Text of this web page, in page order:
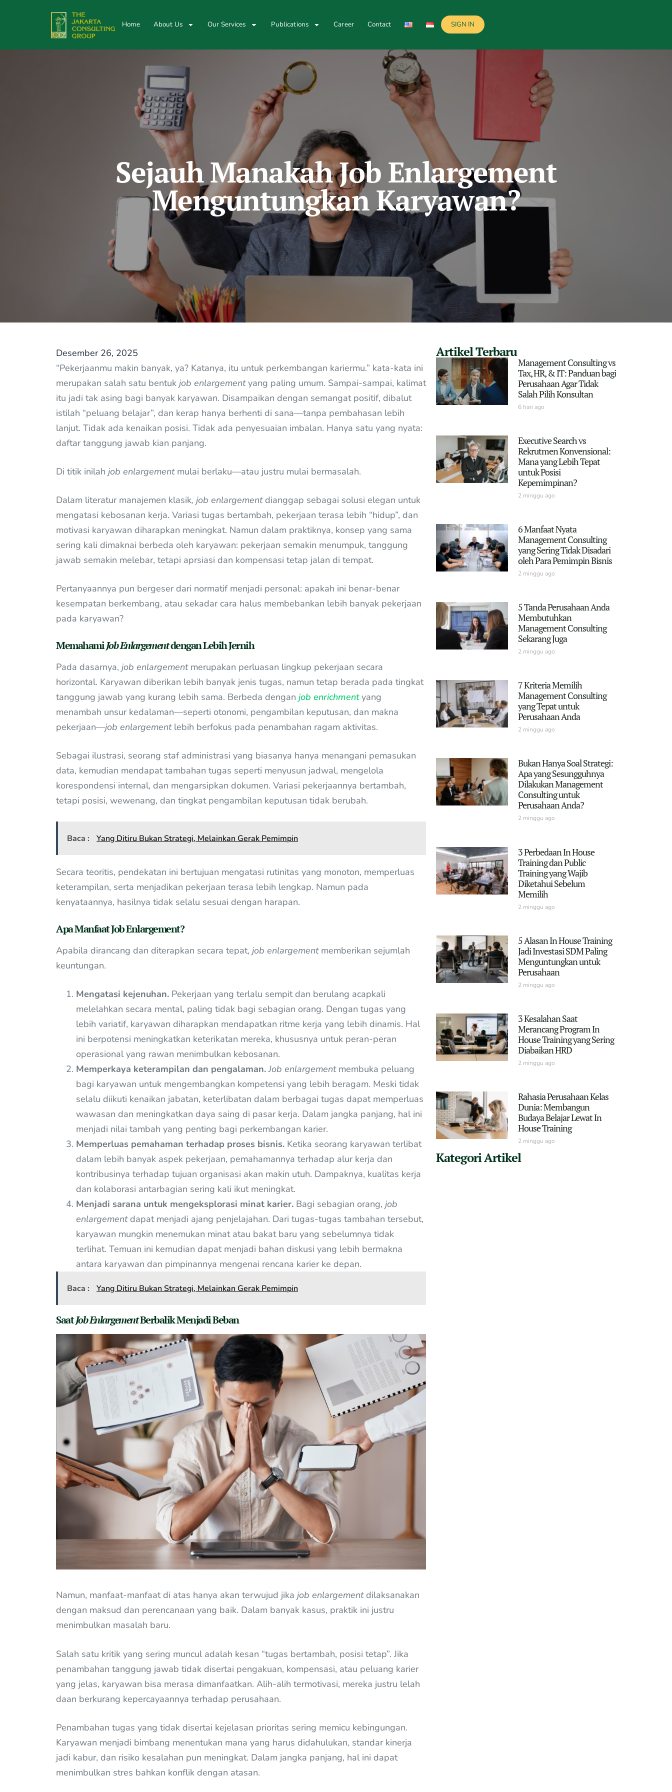
Home About Us Our Services Publications Career Contact SIGN IN
Sejauh Manakah Job Enlargement
Menguntungkan Karyawan?
Desember 26, 2025
“Pekerjaanmu makin banyak, ya? Katanya, itu untuk perkembangan kariermu.” kata-kata ini
merupakan salah satu bentuk job enlargementyang paling umum. Sampai-sampai, kalimat
itu jadi tak asing bagi banyak karyawan. Disampaikan dengan semangat positif, dibalut
istilah “peluang belajar”, dan kerap hanya berhenti di sana—tanpa pembahasan lebih
lanjut. Tidak ada kenaikan posisi. Tidak ada penyesuaian imbalan. Hanya satu yang nyata:
daftar tanggung jawab kian panjang.
Di titik inilah job enlargementmulai berlaku—atau justru mulai bermasalah.
Dalam literatur manajemen klasik, job enlargementdianggap sebagai solusi elegan untuk
mengatasi kebosanan kerja. Variasi tugas bertambah, pekerjaan terasa lebih “hidup”, dan
motivasi karyawan diharapkan meningkat. Namun dalam praktiknya, konsep yang sama
sering kali dimaknai berbeda oleh karyawan: pekerjaan semakin menumpuk, tanggung
jawab semakin melebar, tetapi aprsiasi dan kompensasi tetap jalan di tempat.
Pertanyaannya pun bergeser dari normatif menjadi personal: apakah ini benar-benar
kesempatan berkembang, atau sekadar cara halus membebankan lebih banyak pekerjaan
pada karyawan?
MemahamiJob Enlargementdengan Lebih Jernih
Pada dasarnya, job enlargementmerupakan perluasan lingkup pekerjaan secara
horizontal. Karyawan diberikan lebih banyak jenis tugas, namun tetap berada pada tingkat
tanggung jawab yang kurang lebih sama. Berbeda dengan job enrichmentyang
menambah unsur kedalaman—seperti otonomi, pengambilan keputusan, dan makna
pekerjaan—job enlargementlebih berfokus pada penambahan ragam aktivitas.
Sebagai ilustrasi, seorang staf administrasi yang biasanya hanya menangani pemasukan
data, kemudian mendapat tambahan tugas seperti menyusun jadwal, mengelola
korespondensi internal, dan mengarsipkan dokumen. Variasi pekerjaannya bertambah,
tetapi posisi, wewenang, dan tingkat pengambilan keputusan tidak berubah.
Baca : Yang Ditiru Bukan Strategi, Melainkan Gerak Pemimpin
Secara teoritis, pendekatan ini bertujuan mengatasi rutinitas yang monoton, memperluas
keterampilan, serta menjadikan pekerjaan terasa lebih lengkap. Namun pada
kenyataannya, hasilnya tidak selalu sesuai dengan harapan.
Apa Manfaat Job Enlargement?
Apabila dirancang dan diterapkan secara tepat, job enlargementmemberikan sejumlah
keuntungan.
Mengatasi kejenuhan. Pekerjaan yang terlalu sempit dan berulang acapkali
melelahkan secara mental, paling tidak bagi sebagian orang. Dengan tugas yang
lebih variatif, karyawan diharapkan mendapatkan ritme kerja yang lebih dinamis. Hal
ini berpotensi meningkatkan keterikatan mereka, khususnya untuk peran-peran
operasional yang rawan menimbulkan kebosanan.
Memperkaya keterampilan dan pengalaman. Job enlargementmembuka peluang
bagi karyawan untuk mengembangkan kompetensi yang lebih beragam. Meski tidak
selalu diikuti kenaikan jabatan, keterlibatan dalam berbagai tugas dapat memperluas
wawasan dan meningkatkan daya saing di pasar kerja. Dalam jangka panjang, hal ini
menjadi nilai tambah yang penting bagi perkembangan karier.
Memperluas pemahaman terhadap proses bisnis. Ketika seorang karyawan terlibat
dalam lebih banyak aspek pekerjaan, pemahamannya terhadap alur kerja dan
kontribusinya terhadap tujuan organisasi akan makin utuh. Dampaknya, kualitas kerja
dan kolaborasi antarbagian sering kali ikut meningkat.
Menjadi sarana untuk mengeksplorasi minat karier. Bagi sebagian orang, job
enlargement dapat menjadi ajang penjelajahan. Dari tugas-tugas tambahan tersebut,
karyawan mungkin menemukan minat atau bakat baru yang sebelumnya tidak
terlihat. Temuan ini kemudian dapat menjadi bahan diskusi yang lebih bermakna
antara karyawan dan pimpinannya mengenai rencana karier ke depan.
Baca : Yang Ditiru Bukan Strategi, Melainkan Gerak Pemimpin
SaatJob EnlargementBerbalik Menjadi Beban
Namun, manfaat-manfaat di atas hanya akan terwujud jika job enlargementdilaksanakan
dengan maksud dan perencanaan yang baik. Dalam banyak kasus, praktik ini justru
menimbulkan masalah baru.
Salah satu kritik yang sering muncul adalah kesan “tugas bertambah, posisi tetap”. Jika
penambahan tanggung jawab tidak disertai pengakuan, kompensasi, atau peluang karier
yang jelas, karyawan bisa merasa dimanfaatkan. Alih-alih termotivasi, mereka justru lelah
daan berkurang kepercayaannya terhadap perusahaan.
Penambahan tugas yang tidak disertai kejelasan prioritas sering memicu kebingungan.
Karyawan menjadi bimbang menentukan mana yang harus didahulukan, standar kinerja
jadi kabur, dan risiko kesalahan pun meningkat. Dalam jangka panjang, hal ini dapat
menimbulkan stres bahkan konflik dengan atasan.
Artikel Terbaru
Management Consulting vs
Tax, HR, & IT: Panduan bagi
Perusahaan Agar Tidak
Salah Pilih Konsultan
6 hari ago
Executive Search vs
Rekrutmen Konvensional:
Mana yang Lebih Tepat
untuk Posisi
Kepemimpinan?
2 minggu ago
6 Manfaat Nyata
Management Consulting
yang Sering Tidak Disadari
oleh Para Pemimpin Bisnis
2 minggu ago
5 Tanda Perusahaan Anda
Membutuhkan
Management Consulting
Sekarang Juga
2 minggu ago
7 Kriteria Memilih
Management Consulting
yang Tepat untuk
Perusahaan Anda
2 minggu ago
Bukan Hanya Soal Strategi:
Apa yang Sesungguhnya
Dilakukan Management
Consulting untuk
Perusahaan Anda?
2 minggu ago
3 Perbedaan In House
Training dan Public
Training yang Wajib
Diketahui Sebelum
Memilih
2 minggu ago
5 Alasan In House Training
Jadi Investasi SDM Paling
Menguntungkan untuk
Perusahaan
2 minggu ago
3 Kesalahan Saat
Merancang Program In
House Training yang Sering
Diabaikan HRD
2 minggu ago
Rahasia Perusahaan Kelas
Dunia: Membangun
Budaya Belajar Lewat In
House Training
2 minggu ago
Kategori Artikel